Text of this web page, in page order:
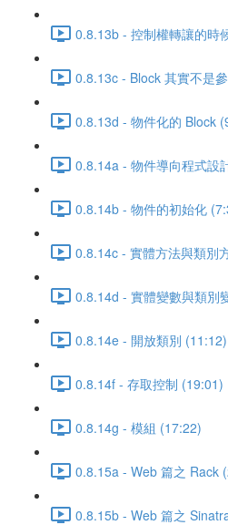
0.8.13b - 控制權轉讓的時
0.8.13c - Block 其實不是
0.8.13d - 物件化的 Block
0.8.14a - 物件導向程式設
0.8.14b - 物件的初始化
0.8.14c - 實體方法與類別
0.8.14d - 實體變數與類別
0.8.14e - 開放類別 (11:12)
0.8.14f - 存取控制 (19:01)
0.8.14g - 模組 (17:22)
0.8.15a - Web 篇之 Rack
0.8.15b - Web 篇之